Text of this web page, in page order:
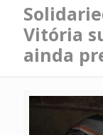
Vitória
ainda